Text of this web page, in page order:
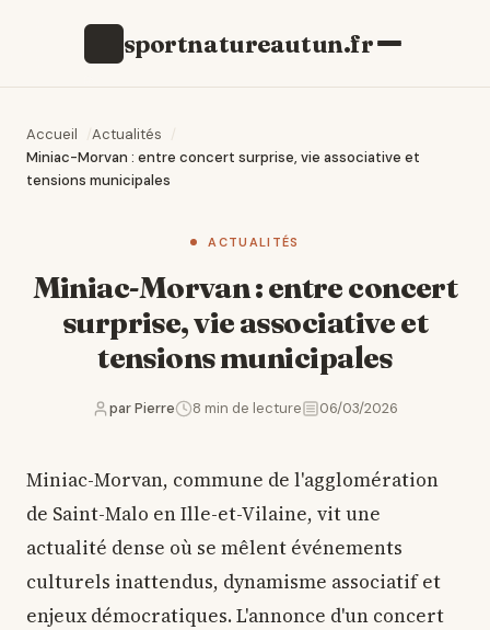
sportnatureautun.fr
Accueil
Actualités
Miniac-Morvan : entre concert surprise, vie associative et
tensions municipales
ACTUALITÉS
Miniac-Morvan : entre concert
surprise, vie associative et
tensions municipales
par Pierre 8 min de lecture 06/03/2026
Miniac-Morvan, commune de l'agglomération
de Saint-Malo en Ille-et-Vilaine, vit une
actualité dense où se mêlent événements
culturels inattendus, dynamisme associatif et
enjeux démocratiques. L'annonce d'un concert